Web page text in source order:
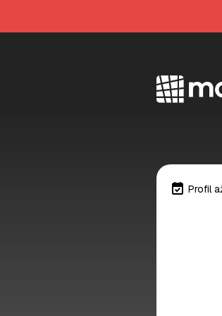
event_available Profil